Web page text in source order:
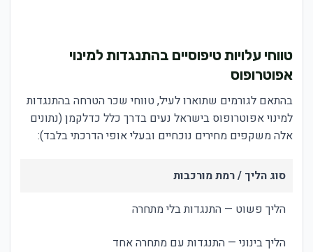
טווחי עלויות טיפוסיים בהתנגדות למינוי
אפוטרופוס
בהתאם לגורמים שתוארו לעיל, טווחי שכר הטרחה בהתנגדות
למינוי אפוטרופוס בישראל נעים בדרך כלל כדלקמן (נתונים
אלה משקפים מחירים נוכחיים ובעלי אופי הדרכתי בלבד):
סוג הליך / רמת מורכבות
הליך פשוט — התנגדות בלי מתחרה
הליך בינוני — התנגדות עם מתחרה אחד